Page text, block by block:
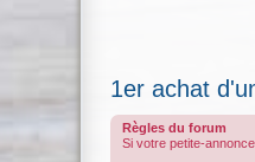
1er achat
Règles du forum
Si votre petite-